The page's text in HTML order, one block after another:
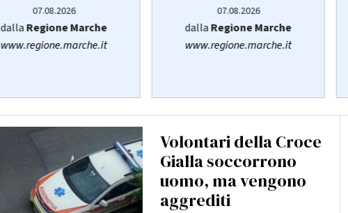
07.08.2026
dallaRegione Marche
www.regione.marche.it
07.08.2026
dallaRegione Marche
www.regione.marche.it
Volontari della Croce
Gialla soccorrono
uomo, ma vengono
aggrediti